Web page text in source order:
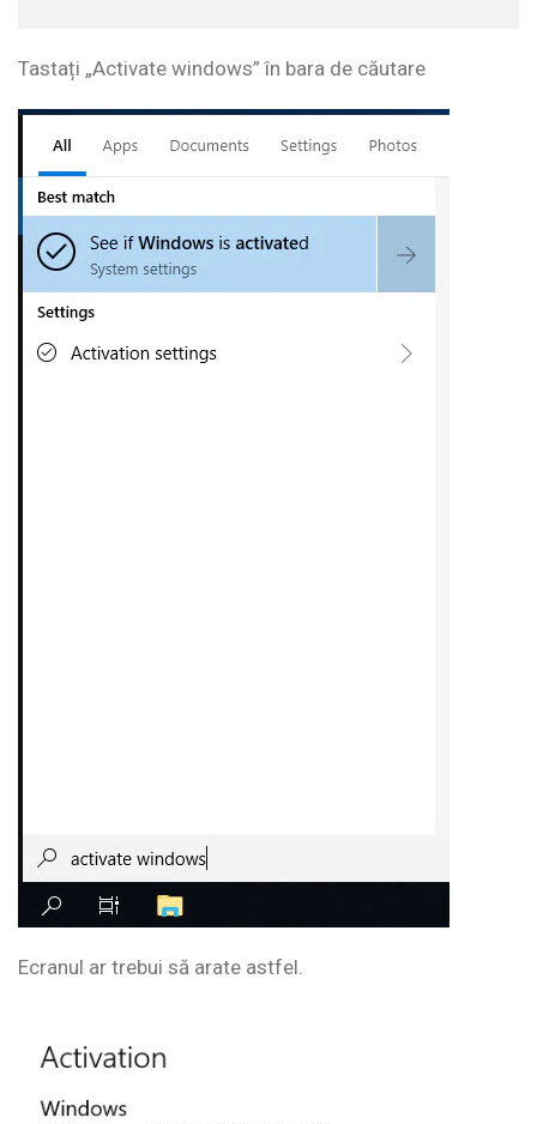
Tastați „Activate windows” în bara de căutare
Ecranul ar trebui să arate astfel.